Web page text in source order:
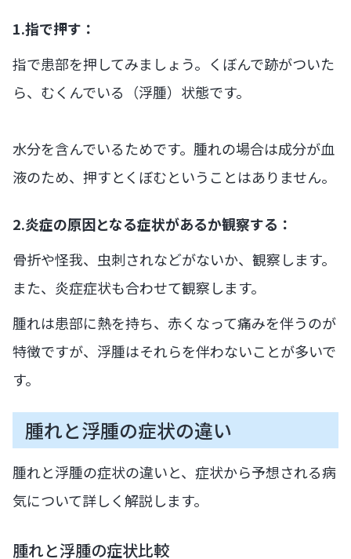
1.指で押す：
指で患部を押してみましょう。くぼんで跡がついた
ら、むくんでいる（浮腫）状態です。
水分を含んでいるためです。腫れの場合は成分が血
液のため、押すとくぼむということはありません。
2.炎症の原因となる症状があるか観察する：
骨折や怪我、虫刺されなどがないか、観察します。
また、炎症症状も合わせて観察します。
腫れは患部に熱を持ち、赤くなって痛みを伴うのが
特徴ですが、浮腫はそれらを伴わないことが多いで
す。
腫れと浮腫の症状の違い
腫れと浮腫の症状の違いと、症状から予想される病
気について詳しく解説します。
腫れと浮腫の症状比較